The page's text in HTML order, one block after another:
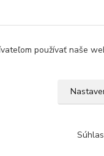
používať naše